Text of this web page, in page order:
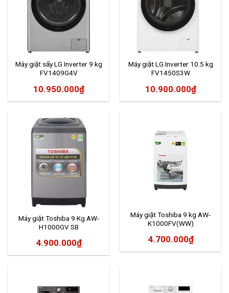
Máy giặt sấy LG Inverter 9 kg
FV1409G4V
10.950.000₫
Máy giặt LG Inverter 10.5 kg
FV1450S3W
10.900.000₫
Máy giặt Toshiba 9 Kg AW-
H1000GV SB
4.900.000₫
Máy giặt Toshiba 9 kg AW-
K1000FV(WW)
4.700.000₫